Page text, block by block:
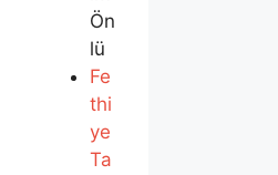
Ön
lü
Fe
thi
ye
Ta